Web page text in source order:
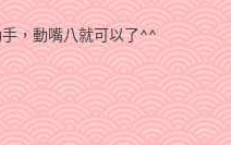
，動嘴八就可以了^^